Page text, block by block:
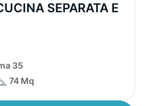
SEPARATA E
35
74 Mq